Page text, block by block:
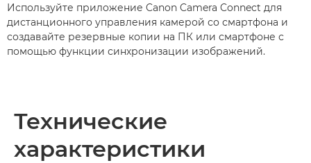
Используйте приложение Canon Camera Connect для
дистанционного управления камерой со смартфона и
создавайте резервные копии на ПК или смартфоне с
помощью функции синхронизации изображений.
Технические
характеристики